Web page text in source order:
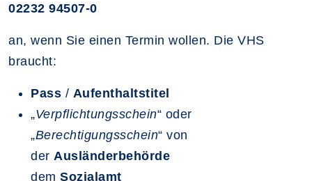
02232 94507-0
an, wenn Sie einen Termin wollen. Die VHS
braucht:
Pass / Aufenthaltstitel
„Verpflichtungsschein“ oder
„Berechtigungsschein“ von
der Ausländerbehörde
dem Sozialamt